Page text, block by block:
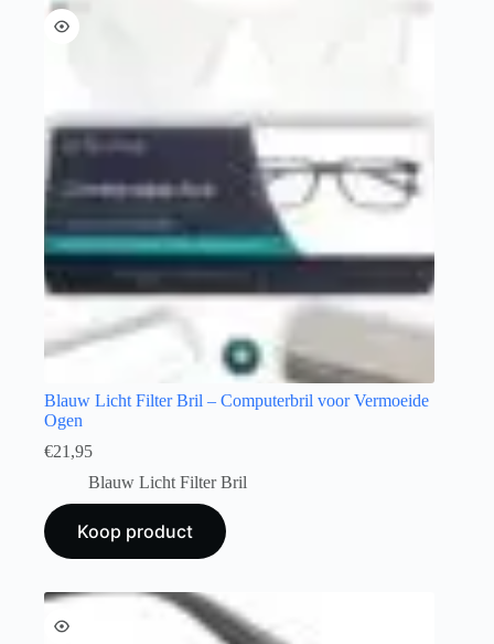
Blauw Licht Filter Bril – Computerbril voor Vermoeide
Ogen
€21,95
Blauw Licht Filter Bril
Koop product